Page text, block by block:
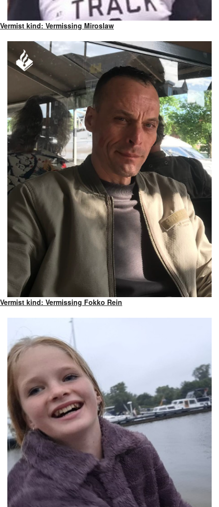
Vermist kind: Vermissing Miroslaw
Vermist kind: Vermissing Fokko Rein